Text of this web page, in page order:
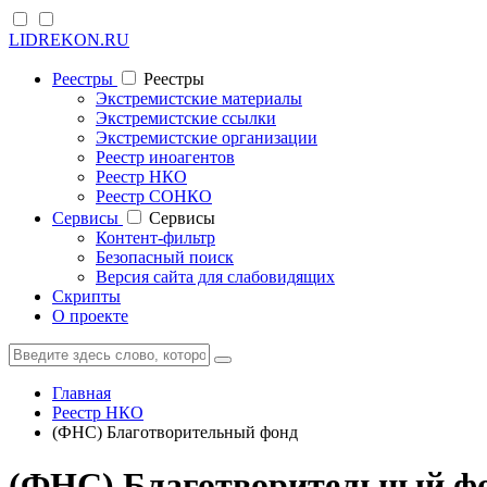
LIDREKON.RU
Реестры
Реестры
Экстремистские материалы
Экстремистские ссылки
Экстремистские организации
Реестр иноагентов
Реестр НКО
Реестр СОНКО
Cервисы
Cервисы
Контент-фильтр
Безопасный поиск
Версия сайта для слабовидящих
Скрипты
О проекте
Главная
Реестр НКО
(ФНС) Благотворительный фонд